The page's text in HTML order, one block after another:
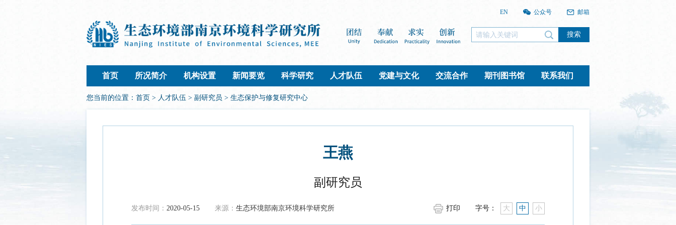
EN 公众号 邮箱
搜索
首页 所况简介 机构设置 新闻要览 科学研究 人才队伍 党建与文化 交流合作 期刊图书馆 联系我们
您当前的位置： 首页 > 人才队伍 > 副研究员 > 生态保护与修复研究中心
王燕
副研究员
发布时间： 2020-05-15 来源： 生态环境部南京环境科学研究所 字号： 大 中 小
打印